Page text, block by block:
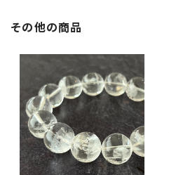
その他の商品